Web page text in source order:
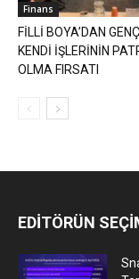
Finans
FİLLİ BOYA’DAN
KENDİ İŞLERİNİN
OLMA FIRSATI
EDİTÖRÜN